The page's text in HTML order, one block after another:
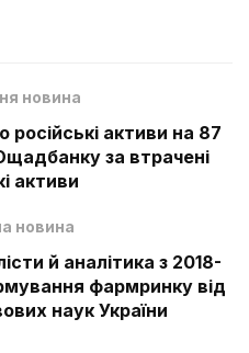
новина
активи на 87
за втрачені
активи
новина
й аналітика з 2018-
фармринку від
наук України